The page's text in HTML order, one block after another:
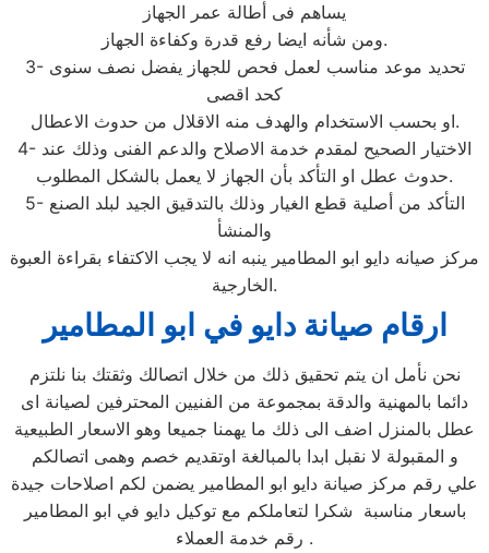
يساهم فى أطالة عمر الجهاز
ومن شأنه ايضا رفع قدرة وكفاءة الجهاز.
3- تحديد موعد مناسب لعمل فحص للجهاز يفضل نصف سنوى
كحد اقصى
او بحسب الاستخدام والهدف منه الاقلال من حدوث الاعطال.
4- الاختيار الصحيح لمقدم خدمة الاصلاح والدعم الفنى وذلك عند
حدوث عطل او التأكد بأن الجهاز لا يعمل بالشكل المطلوب.
5- التأكد من أصلية قطع الغيار وذلك بالتدقيق الجيد لبلد الصنع
والمنشأ
مركز صيانه دايو ابو المطامير ينبه انه لا يجب الاكتفاء بقراءة العبوة
الخارجية.
ارقام صيانة دايو في ابو المطامير
نحن نأمل ان يتم تحقيق ذلك من خلال اتصالك وثقتك بنا نلتزم
دائما بالمهنية والدقة بمجموعة من الفنيين المحترفين لصيانة اى
عطل بالمنزل اضف الى ذلك ما يهمنا جميعا وهو الاسعار الطبيعية
و المقبولة لا نقبل ابدا بالمبالغة اوتقديم خصم وهمى اتصالكم
علي رقم مركز صيانة دايو ابو المطامير يضمن لكم اصلاحات جيدة
باسعار مناسبة شكرا لتعاملكم مع توكيل دايو في ابو المطامير
رقم خدمة العملاء .